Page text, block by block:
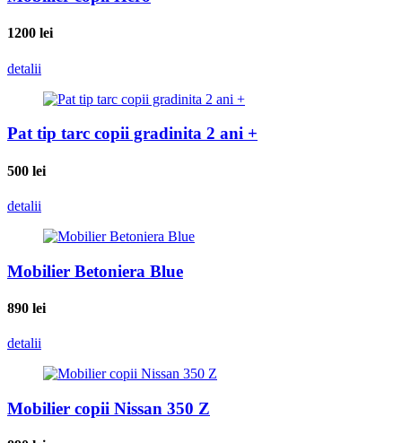
1200 lei
detalii
Pat tip tarc copii gradinita 2 ani +
500 lei
detalii
Mobilier Betoniera Blue
890 lei
detalii
Mobilier copii Nissan 350 Z